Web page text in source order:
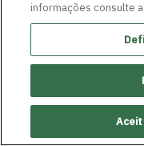
informações consulte